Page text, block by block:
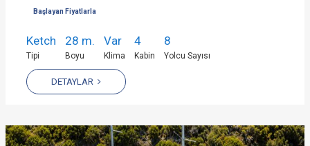
Başlayan Fiyatlarla
Ketch
Tipi
28 m.
Boyu
Var
Klima
4
Kabin
8
Yolcu Sayısı
DETAYLAR